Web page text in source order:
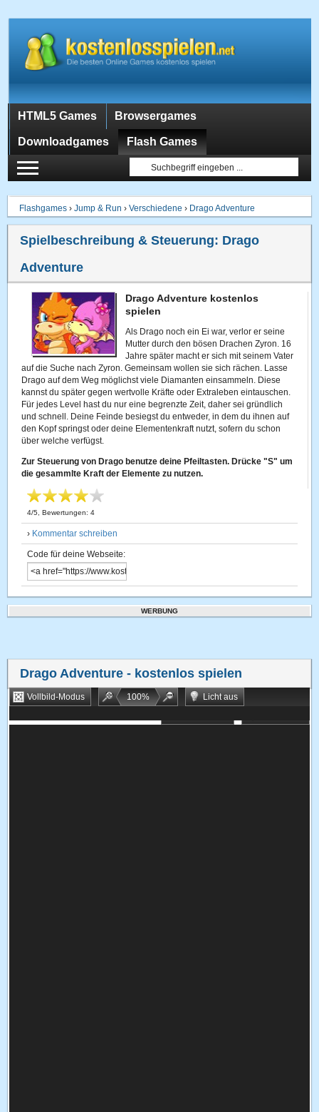
HTML5 Games Browsergames
Downloadgames Flash Games
Flashgames ›Jump & Run ›Verschiedene › Drago Adventure
Spielbeschreibung & Steuerung: Drago
Adventure
Drago Adventure kostenlos
spielen
Als Drago noch ein Ei war, verlor er seine
Mutter durch den bösen Drachen Zyron. 16
Jahre später macht er sich mit seinem Vater
auf die Suche nach Zyron. Gemeinsam wollen sie sich rächen. Lasse
Drago auf dem Weg möglichst viele Diamanten einsammeln. Diese
kannst du später gegen wertvolle Kräfte oder Extraleben eintauschen.
Für jedes Level hast du nur eine begrenzte Zeit, daher sei gründlich
und schnell. Deine Feinde besiegst du entweder, in dem du ihnen auf
den Kopf springst oder deine Elementenkraft nutzt, sofern du schon
über welche verfügst.
Zur Steuerung von Drago benutze deine Pfeiltasten. Drücke "S" um
die gesammlte Kraft der Elemente zu nutzen.
4/5 , Bewertungen:4
› Kommentar schreiben
Code für deine Webseite:
WERBUNG
Drago Adventure - kostenlos spielen
Vollbild-Modus 100%
Licht aus